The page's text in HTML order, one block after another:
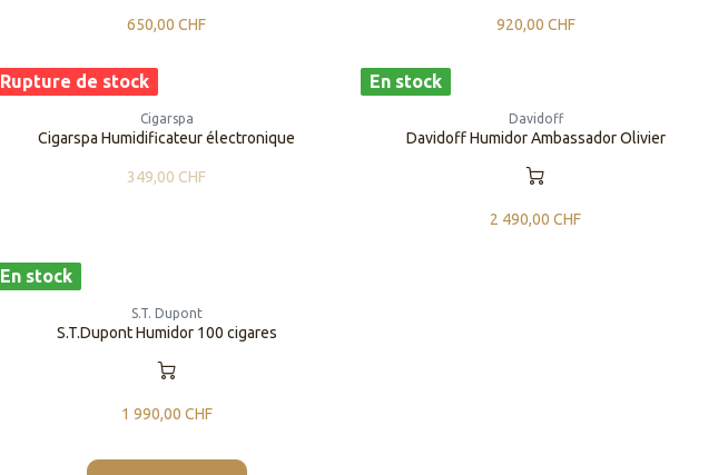
650,00 CHF 920,00 CHF
Rupture de stock
Cigarspa
​​Cigarspa Humidificateur électronique
349,00 CHF
En stock
Davidoff
Davidoff Humidor Ambassador Olivier
2 490,00 CHF
En stock
S.T. Dupont
S.T.Dupont Humidor 100 cigares
1 990,00 CHF